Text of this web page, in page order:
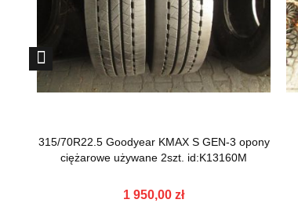
315/70R22.5 Goodyear KMAX S GEN-3 opony
ciężarowe używane 2szt. id:K13160M
1 950,00 zł